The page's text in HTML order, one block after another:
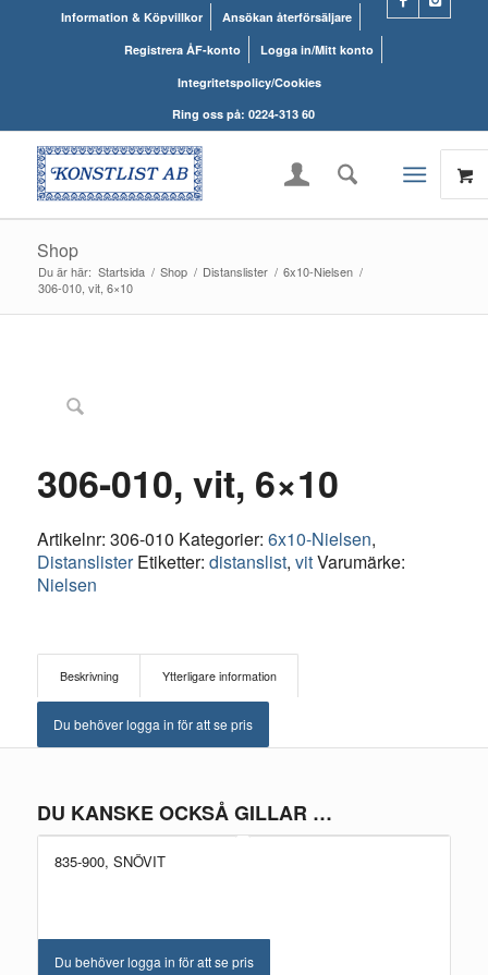
Information & Köpvillkor
Ansökan återförsäljare
Registrera ÅF-konto
Logga in/Mitt konto
Integritetspolicy/Cookies
Ring oss på: 0224-313 60
Shop
Du är här: Startsida / Shop / Distanslister / 6x10-Nielsen /
306-010, vit, 6×10
306-010, vit, 6×10
Artikelnr: 306-010 Kategorier: 6x10-Nielsen,
Distanslister Etiketter: distanslist, vitVarumärke:
Nielsen
Beskrivning Ytterligare information
Du behöver logga in för att se pris
DU KANSKE OCKSÅ GILLAR …
835-900, SNÖVIT
Du behöver logga in för att se pris